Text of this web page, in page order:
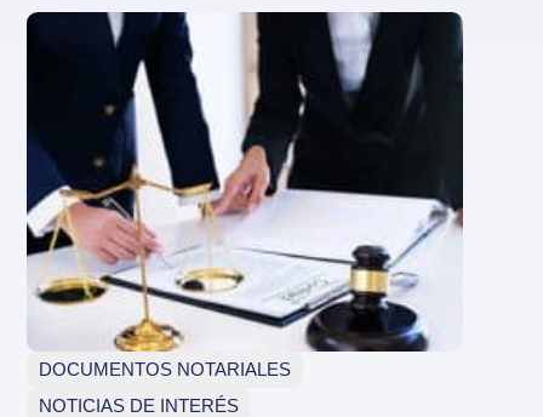
DOCUMENTOS NOTARIALES
NOTICIAS DE INTERÉS